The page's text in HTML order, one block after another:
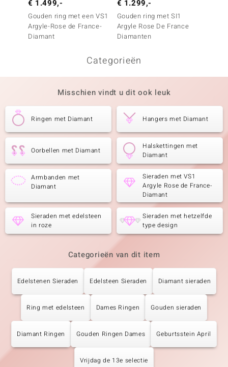
€ 1.499,-
Gouden ring met een VS1
Argyle-Rose de France-
Diamant
€ 1.299,-
Gouden ring met SI1
Argyle Rose De France
Diamanten
Categorieën
Misschien vindt u dit ook leuk
Ringen met Diamant Hangers met Diamant
Oorbellen met Diamant
Halskettingen met
Diamant
Armbanden met
Diamant
Sieraden met VS1
Argyle Rose de France-
Diamant
Sieraden met edelsteen
in roze
Sieraden met hetzelfde
type design
Categorieën van dit item
Edelstenen Sieraden Edelsteen Sieraden Diamant sieraden
Ring met edelsteen Dames Ringen Gouden sieraden
Diamant Ringen Gouden Ringen Dames Geburtsstein April
Vrijdag de 13e selectie